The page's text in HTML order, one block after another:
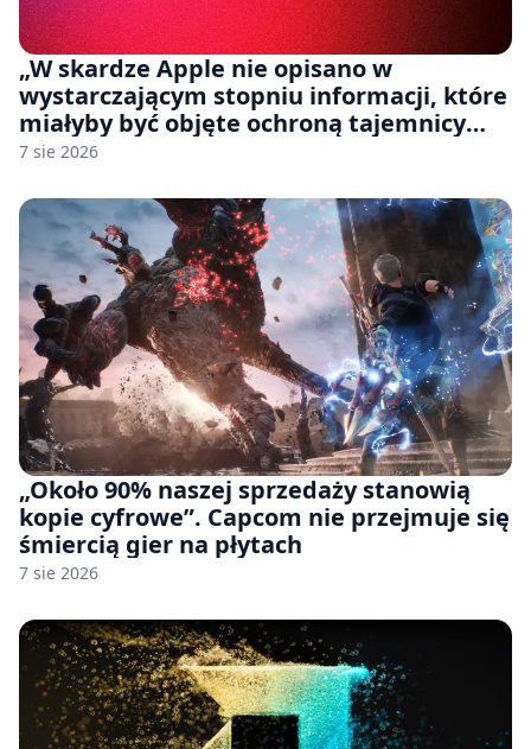
„W skardze Apple nie opisano w
wystarczającym stopniu informacji, które
miałyby być objęte ochroną tajemnicy
handlowej”. OpenAI żąda odrzucenia
7 sie 2026
„Około 90% naszej sprzedaży stanowią
kopie cyfrowe”. Capcom nie przejmuje się
śmiercią gier na płytach
7 sie 2026